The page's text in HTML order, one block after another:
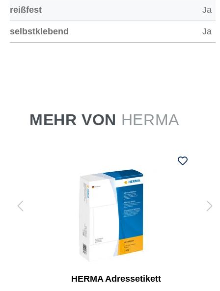
reißfest Ja
selbstklebend Ja
MEHR VON HERMA
HERMA Adressetikett